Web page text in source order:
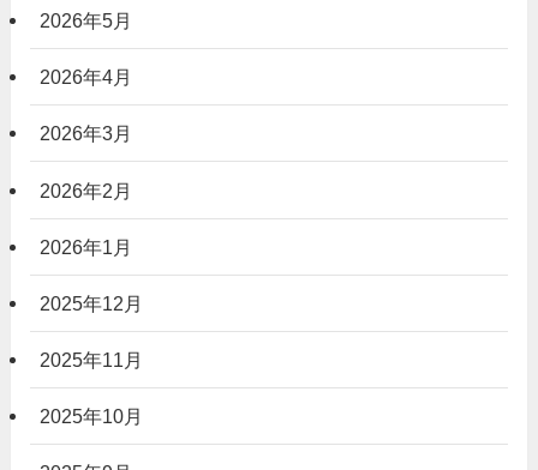
2026年5月
2026年4月
2026年3月
2026年2月
2026年1月
2025年12月
2025年11月
2025年10月